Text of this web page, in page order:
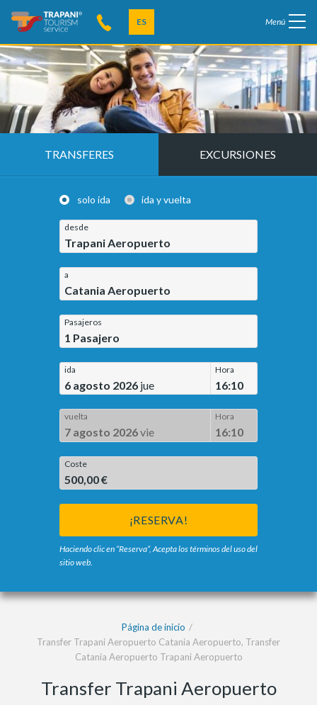
ES Menú
TRANSFERES EXCURSIONES
solo ida ida y vuelta
desde
Trapani Aeropuerto
a
Catania Aeropuerto
Pasajeros
1 Pasajero
ida
6 agosto 2026 jue
Hora
16:10
vuelta
7 agosto 2026vie
Hora
16:10
Coste
500,00 €
¡RESERVA!
Haciendo clic en “Reserva”, Acepta los términos del uso del
sitio web.
Página de inicio
Transfer Trapani Aeropuerto Catania Aeropuerto, Transfer
Catania Aeropuerto Trapani Aeropuerto
Transfer Trapani Aeropuerto